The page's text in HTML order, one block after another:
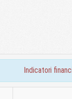
indicatori